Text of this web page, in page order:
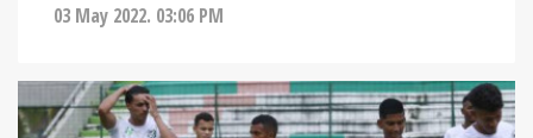
03 May 2022. 03:06 PM